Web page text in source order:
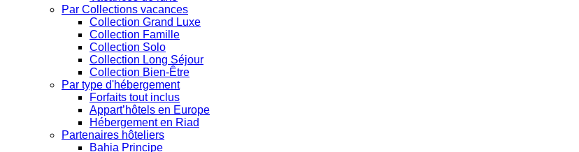
Par Collections vacances
Collection Grand Luxe
Collection Famille
Collection Solo
Collection Long Séjour
Collection Bien-Être
Par type d'hébergement
Forfaits tout inclus
Appart’hôtels en Europe
Hébergement en Riad
Partenaires hôteliers
Bahia Principe